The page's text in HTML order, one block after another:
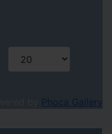
Phoca Gallery